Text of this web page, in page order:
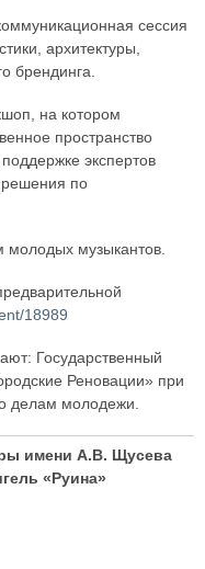
сессия
архитектуры,
брендинга.
на котором
пространство
экспертов
решения по
музыкантов.
18989
Государственный
Реновации» при
делам молодежи.
имени А.В. Щусева
«Руина»